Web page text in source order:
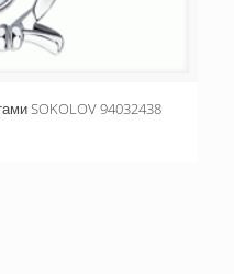
SOKOLOV 94032438